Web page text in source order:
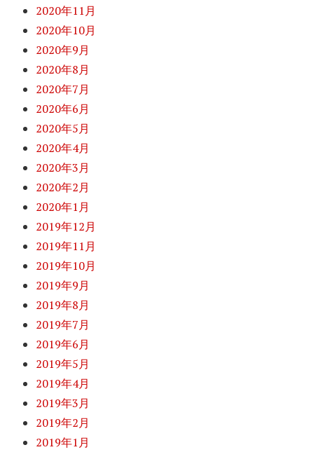
2020年11月
2020年10月
2020年9月
2020年8月
2020年7月
2020年6月
2020年5月
2020年4月
2020年3月
2020年2月
2020年1月
2019年12月
2019年11月
2019年10月
2019年9月
2019年8月
2019年7月
2019年6月
2019年5月
2019年4月
2019年3月
2019年2月
2019年1月